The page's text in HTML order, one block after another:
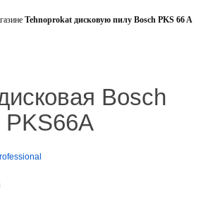
Tehnoprokat дисковую пилу Bosch PKS 66 A
Bosch
PKS66A